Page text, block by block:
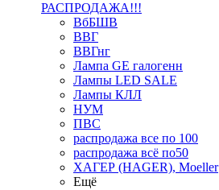
РАСПРОДАЖА!!!
ВбБШВ
ВВГ
ВВГнг
Лампа GE галогенн
Лампы LED SALE
Лампы КЛЛ
НУМ
ПВС
распродажа все по 100
распродажа всё по50
ХАГЕР (HAGER), Moeller
Ещё